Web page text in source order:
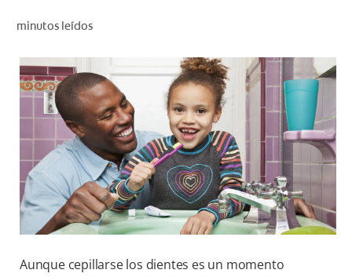
PARA PROFESIONALES
CUPONES
DÓNDE COMPRAR
BO (ES)
minutos leídos
Aunque cepillarse los dientes es un momento